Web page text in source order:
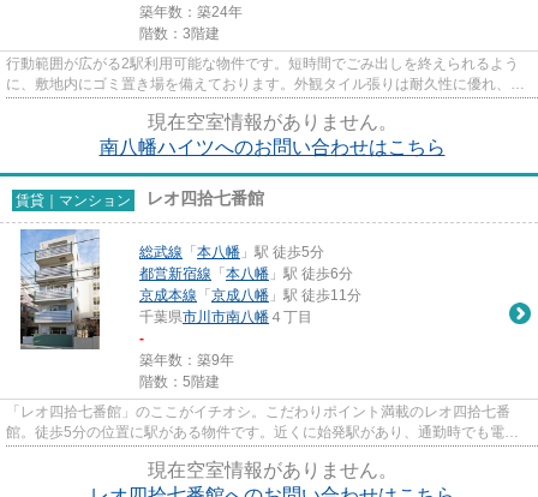
築年数：築24年
階数：3階建
行動範囲が広がる2駅利用可能な物件です。短時間でごみ出しを終えられるよう
に、敷地内にゴミ置き場を備えております。外観タイル張りは耐久性に優れ、管
現在空室情報がありません。
南八幡ハイツへのお問い合わせはこちら
賃貸｜マンション レオ四拾七番館
総武線 「 本八幡 」駅 徒歩5分
都営新宿線 「 本八幡 」駅 徒歩6分
京成本線 「 京成八幡 」駅 徒歩11分
千葉県市川市南八幡 ４丁目
-
築年数：築9年
階数：5階建
「レオ四拾七番館」のここがイチオシ。こだわりポイント満載のレオ四拾七番
館。徒歩5分の位置に駅がある物件です。近くに始発駅があり、通勤時でも電車
現在空室情報がありません。